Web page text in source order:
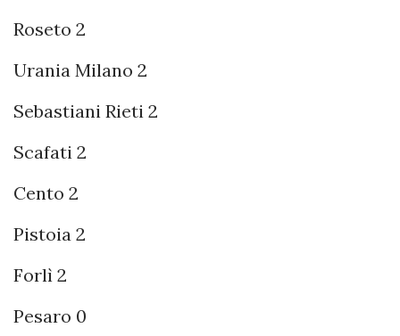
Roseto 2
Urania Milano 2
Sebastiani Rieti 2
Scafati 2
Cento 2
Pistoia 2
Forlì 2
Pesaro 0